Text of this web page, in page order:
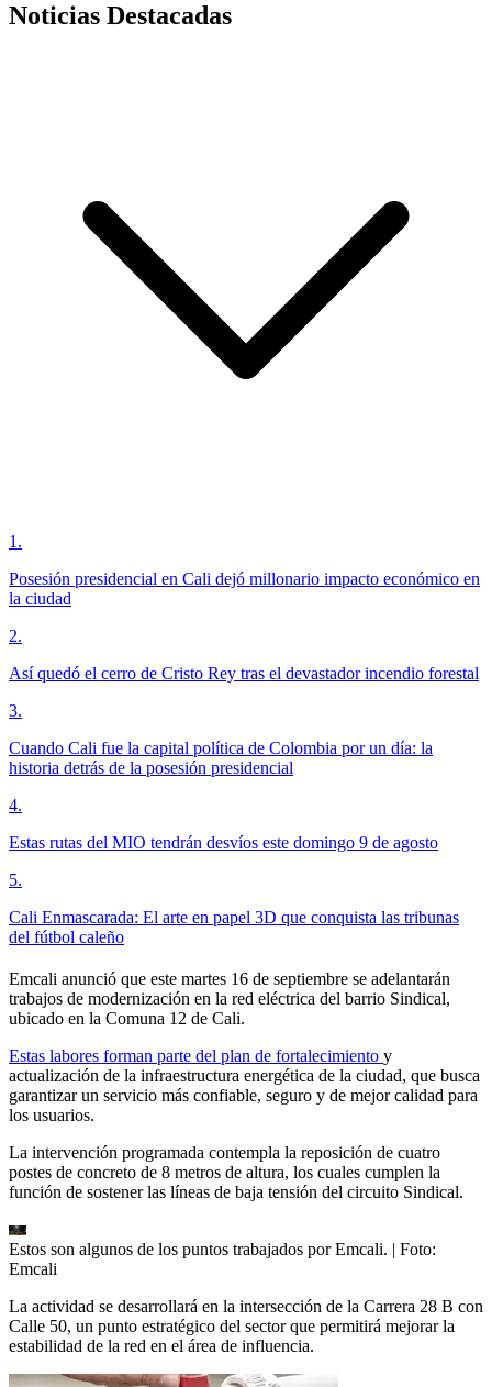
Noticias Destacadas
1 .
Posesión presidencial en Cali dejó millonario impacto económico en
la ciudad
2.
Así quedó el cerro de Cristo Rey tras el devastador incendio forestal
3.
Cuando Cali fue la capital política de Colombia por un día: la
historia detrás de la posesión presidencial
4.
Estas rutas del MIO tendrán desvíos este domingo 9 de agosto
5.
Cali Enmascarada: El arte en papel 3D que conquista las tribunas
del fútbol caleño
Emcali anunció que este martes 16 de septiembre se adelantarán
trabajos de modernización en la red eléctrica del barrio Sindical,
ubicado en la Comuna 12 de Cali.
Estas labores forman parte del plan de fortalecimiento y
actualización de la infraestructura energética de la ciudad, que busca
garantizar un servicio más confiable, seguro y de mejor calidad para
los usuarios.
La intervención programada contempla la reposición de cuatro
postes de concreto de 8 metros de altura, los cuales cumplen la
función de sostener las líneas de baja tensión del circuito Sindical.
Estos son algunos de los puntos trabajados por Emcali. | Foto:
Emcali
La actividad se desarrollará en la intersección de la Carrera 28 B con
Calle 50, un punto estratégico del sector que permitirá mejorar la
estabilidad de la red en el área de influencia.